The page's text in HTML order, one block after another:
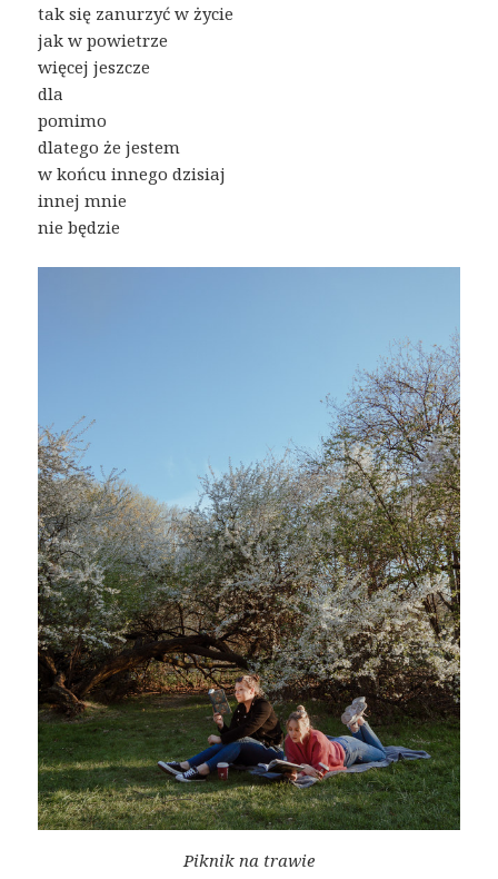
tak się zanurzyć w życie
jak w powietrze
więcej jeszcze
dla
pomimo
dlatego że jestem
w końcu innego dzisiaj
innej mnie
nie będzie
Piknik na trawie